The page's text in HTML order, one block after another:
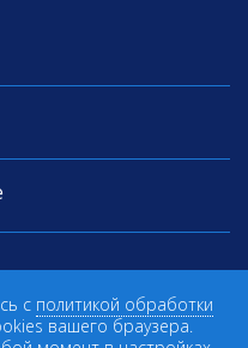
с политикой обработки
вашего браузера.
© 2026 "БалтМедикал"